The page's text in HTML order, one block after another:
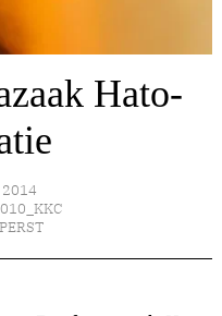
Hato-
2014